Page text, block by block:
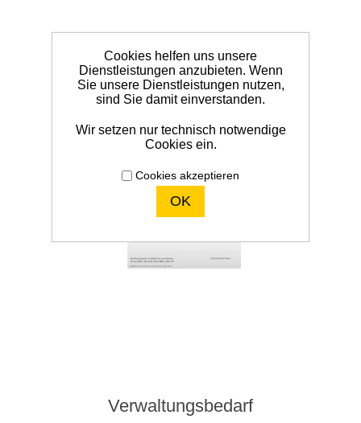
Privatrezepte mit Gestaltung
Verwaltungsbedarf
Cookies helfen uns unsere
Dienstleistungen anzubieten. Wenn
Sie unsere Dienstleistungen nutzen,
sind Sie damit einverstanden.
Wir setzen nur technisch notwendige
Cookies ein.
Cookies akzeptieren
OK